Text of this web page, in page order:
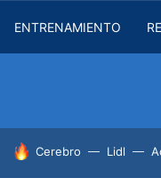
ENTRENAMIENTO
HOY SE HABLA DE
Cerebro Lidl